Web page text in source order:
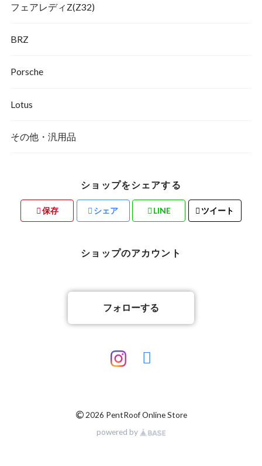
フェアレディZ(Z32)
BRZ
Porsche
Lotus
その他・汎用品
ショップをシェアする
保存 シェア LINE ツイート
ショップのアカウント
フォローする
©2026 PentRoof Online Store
powered by